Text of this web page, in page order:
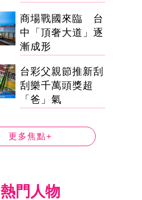
商場戰國來臨 台
中「頂奢大道」逐
漸成形
台彩父親節推新刮
刮樂千萬頭獎超
「爸」氣
更多焦點+
熱門人物